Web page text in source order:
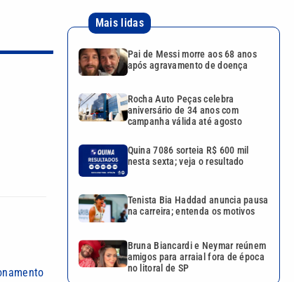
Mais lidas
Pai de Messi morre aos 68 anos
após agravamento de doença
Rocha Auto Peças celebra
aniversário de 34 anos com
campanha válida até agosto
Quina 7086 sorteia R$ 600 mil
nesta sexta; veja o resultado
Tenista Bia Haddad anuncia pausa
na carreira; entenda os motivos
Bruna Biancardi e Neymar reúnem
amigos para arraial fora de época
no litoral de SP